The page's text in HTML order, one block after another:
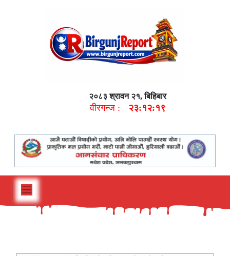
२०८३ श्रावन २१, बिहिबार
वीरगन्ज : २३:१२:२०